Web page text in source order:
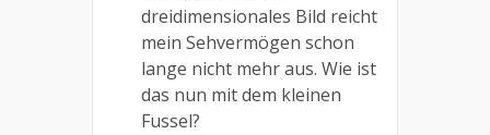
dreidimensionales Bild reicht
mein Sehvermögen schon
lange nicht mehr aus. Wie ist
das nun mit dem kleinen
Fussel?